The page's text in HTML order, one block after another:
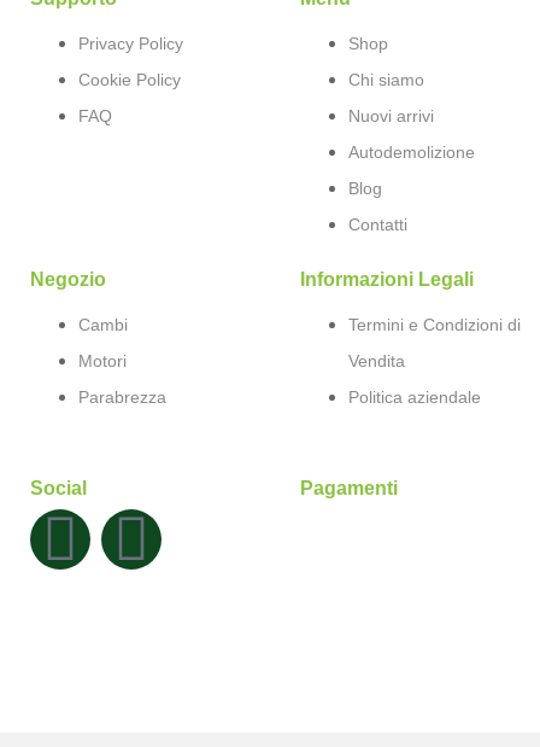
Privacy Policy
Cookie Policy
FAQ
Shop
Chi siamo
Nuovi arrivi
Autodemolizione
Blog
Contatti
Negozio
Cambi
Motori
Parabrezza
Informazioni Legali
Termini e Condizioni di
Vendita
Politica aziendale
Social Pagamenti